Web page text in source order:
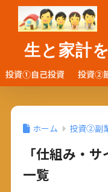
生と家計
投資①自己投資 投資②
ホーム 投資②副
「仕組み・
一覧